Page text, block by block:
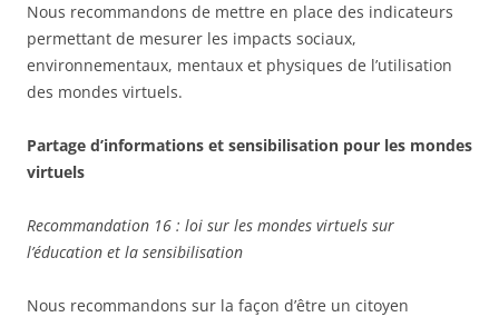
Nous recommandons de mettre en place des indicateurs
permettant de mesurer les impacts sociaux,
environnementaux, mentaux et physiques de l’utilisation
des mondes virtuels.
Partage d’informations et sensibilisation pour les mondes
virtuels
Recommandation 16 : loi sur les mondes virtuels sur
l’éducation et la sensibilisation
Nous recommandons sur la façon d’être un citoyen